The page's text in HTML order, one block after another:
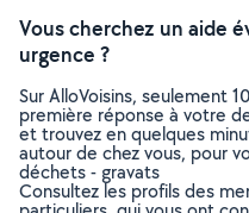
Vous cherchez un aide
urgence ?
Sur AlloVoisins, seulement
première réponse à votre
et trouvez en quelques
autour de chez vous, pour
déchets - gravats
Consultez les profils des